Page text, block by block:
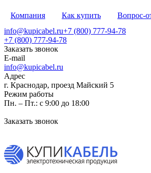
Компания Как купить Вопрос-
info@kupicabel.ru+7 (800) 777-94-78
+7 (800) 777-94-78
Заказать звонок
E-mail
info@kupicabel.ru
Адрес
г. Краснодар, проезд Майский 5
Режим работы
Пн. – Пт.: с 9:00 до 18:00
Заказать звонок